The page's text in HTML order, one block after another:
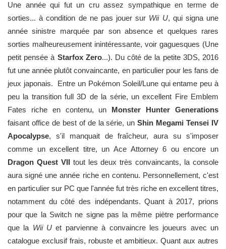
Une année qui fut un cru assez sympathique en terme de
sorties... à condition de ne pas jouer sur Wii U, qui signa une
année sinistre marquée par son absence et quelques rares
sorties malheureusement inintéressante, voir gaguesques (Une
petit pensée à Starfox Zero...). Du côté de la petite 3DS, 2016
fut une année plutôt convaincante, en particulier pour les fans de
jeux japonais. Entre un Pokémon Soleil/Lune qui entame peu à
peu la transition full 3D de la série, un excellent Fire Emblem
Fates riche en contenu, un Monster Hunter Generations
faisant office de best of de la série, unShin Megami Tensei IV
Apocalypse, s'il manquait de fraîcheur, aura su s'imposer
comme un excellent titre, un Ace Attorney 6 ou encore un
Dragon Quest VII tout les deux très convaincants, la console
aura signé une année riche en contenu. Personnellement, c'est
en particulier sur PC que l'année fut très riche en excellent titres,
notamment du côté des indépendants. Quant à 2017, prions
pour que la Switch ne signe pas la même piètre performance
que la Wii Uet parvienne à convaincre les joueurs avec un
catalogue exclusif frais, robuste et ambitieux. Quant aux autres